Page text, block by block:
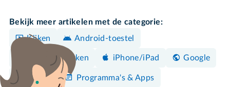
Bekijk meer artikelen met de categorie:
Kijken
Android-toestel
Foto's bewerken iPhone/iPad Google
Maken Programma's & Apps